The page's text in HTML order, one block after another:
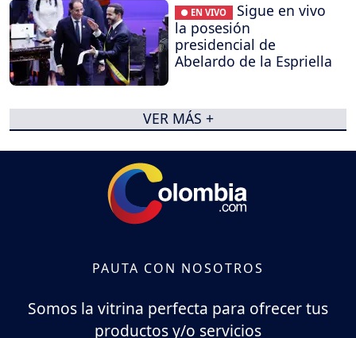
● EN VIVO
Sigue en vivo
la posesión
presidencial de
Abelardo de la Espriella
VER MÁS +
PAUTA CON NOSOTROS
Somos la vitrina perfecta para ofrecer tus
productos y/o servicios